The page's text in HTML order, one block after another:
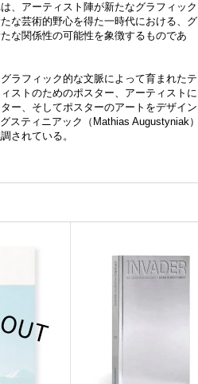
、アーティスト陣が新たなグラフィック
な芸術的野心を得た一時代における、グ
な関係性の可能性を象徴するものであ
ラフィック的な文脈によって育まれたテ
ストのためのポスター、アーティストに
ー、そしてポスターのアートをデザイン
スティニアック（Mathias Augustyniak）
されている。